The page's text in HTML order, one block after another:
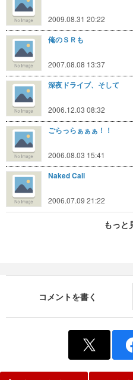
雨の中震えながら飲んだHotコー
400km走破した後に震える手で
アホなことやった思い出:
お金で買えない価値がある。買
2009.08.31 20:22
俺のＳＲも
2007.08.08 13:37
深夜ドライブ、そして
2006.12.03 08:32
ごらっらぁぁぁ！！
2006.08.03 15:41
Naked Call
2006.07.09 21:22
もっと
コメントを書く